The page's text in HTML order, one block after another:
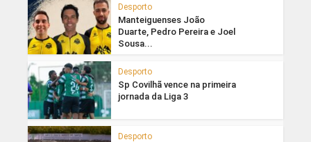
Desporto
Manteiguenses João
Duarte, Pedro Pereira e Joel
Sousa...
Desporto
Sp Covilhã vence na primeira
jornada da Liga 3
Desporto